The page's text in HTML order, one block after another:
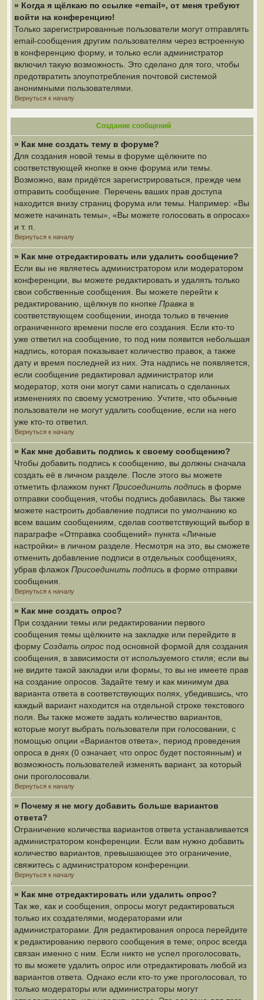
» Когда я щёлкаю по ссылке «email», от меня требуют
войти на конференцию!
Только зарегистрированные пользователи могут отправлять
email-сообщения другим пользователям через встроенную
в конференцию форму, и только если администратор
включил такую возможность. Это сделано для того, чтобы
предотвратить злоупотребления почтовой системой
анонимными пользователями.
Вернуться к началу
Создание сообщений
» Как мне создать тему в форуме?
Для создания новой темы в форуме щёлкните по
соответствующей кнопке в окне форума или темы.
Возможно, вам придётся зарегистрироваться, прежде чем
отправить сообщение. Перечень ваших прав доступа
находится внизу страниц форума или темы. Например: «Вы
можете начинать темы», «Вы можете голосовать в опросах»
и т. п.
Вернуться к началу
» Как мне отредактировать или удалить сообщение?
Если вы не являетесь администратором или модератором
конференции, вы можете редактировать и удалять только
свои собственные сообщения. Вы можете перейти к
редактированию, щёлкнув по кнопке Правка в
соответствующем сообщении, иногда только в течение
ограниченного времени после его создания. Если кто-то
уже ответил на сообщение, то под ним появится небольшая
надпись, которая показывает количество правок, а также
дату и время последней из них. Эта надпись не появляется,
если сообщение редактировал администратор или
модератор, хотя они могут сами написать о сделанных
изменениях по своему усмотрению. Учтите, что обычные
пользователи не могут удалить сообщение, если на него
уже кто-то ответил.
Вернуться к началу
» Как мне добавить подпись к своему сообщению?
Чтобы добавить подпись к сообщению, вы должны сначала
создать её в личном разделе. После этого вы можете
отметить флажком пунктПрисоединить подпись в форме
отправки сообщения, чтобы подпись добавилась. Вы также
можете настроить добавление подписи по умолчанию ко
всем вашим сообщениям, сделав соответствующий выбор в
параграфе «Отправка сообщений» пункта «Личные
настройки» в личном разделе. Несмотря на это, вы сможете
отменить добавление подписи в отдельных сообщениях,
убрав флажок Присоединить подпись в форме отправки
сообщения.
Вернуться к началу
» Как мне создать опрос?
При создании темы или редактировании первого
сообщения темы щёлкните на закладке или перейдите в
форму Создать опрос под основной формой для создания
сообщения, в зависимости от используемого стиля; если вы
не видите такой закладки или формы, то вы не имеете прав
на создание опросов. Задайте тему и как минимум два
варианта ответа в соответствующих полях, убедившись, что
каждый вариант находится на отдельной строке текстового
поля. Вы также можете задать количество вариантов,
которые могут выбрать пользователи при голосовании, с
помощью опции «Вариантов ответа», период проведения
опроса в днях (0 означает, что опрос будет постоянным) и
возможность пользователей изменять вариант, за который
они проголосовали.
Вернуться к началу
» Почему я не могу добавить больше вариантов
ответа?
Ограничение количества вариантов ответа устанавливается
администратором конференции. Если вам нужно добавить
количество вариантов, превышающее это ограничение,
свяжитесь с администратором конференции.
Вернуться к началу
» Как мне отредактировать или удалить опрос?
Так же, как и сообщения, опросы могут редактироваться
только их создателями, модераторами или
администраторами. Для редактирования опроса перейдите
к редактированию первого сообщения в теме; опрос всегда
связан именно с ним. Если никто не успел проголосовать,
то вы можете удалить опрос или отредактировать любой из
вариантов ответа. Однако если кто-то уже проголосовал, то
только модераторы или администраторы могут